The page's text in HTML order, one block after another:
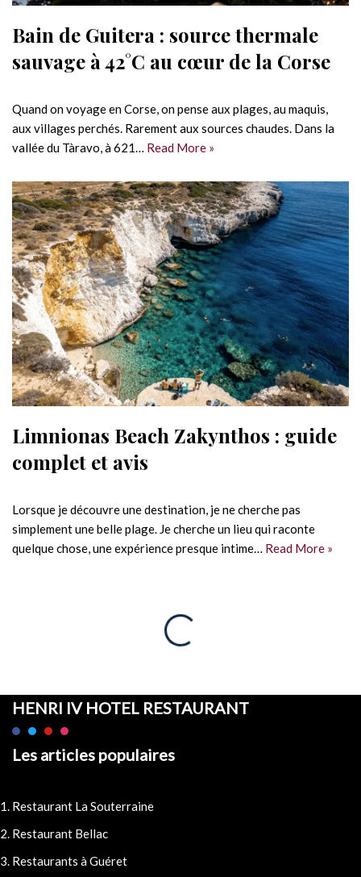
Bain de Guitera : source thermale
sauvage à 42°C au cœur de la Corse
Quand on voyage en Corse, on pense aux plages, au maquis,
aux villages perchés. Rarement aux sources chaudes. Dans la
vallée du Tàravo, à 621… Read More »
Limnionas Beach Zakynthos : guide
complet et avis
Lorsque je découvre une destination, je ne cherche pas
simplement une belle plage. Je cherche un lieu qui raconte
quelque chose, une expérience presque intime… Read More »
HENRI IV HOTEL RESTAURANT
Les articles populaires
Restaurant La Souterraine
Restaurant Bellac
Restaurants à Guéret